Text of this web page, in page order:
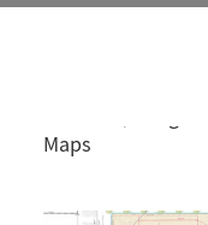
Projektteam
Maps